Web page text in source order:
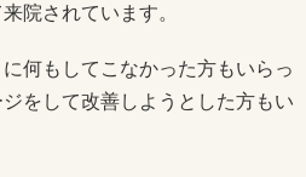
院されています。
何もしてこなかった方もいらっ
をして改善しようとした方もい